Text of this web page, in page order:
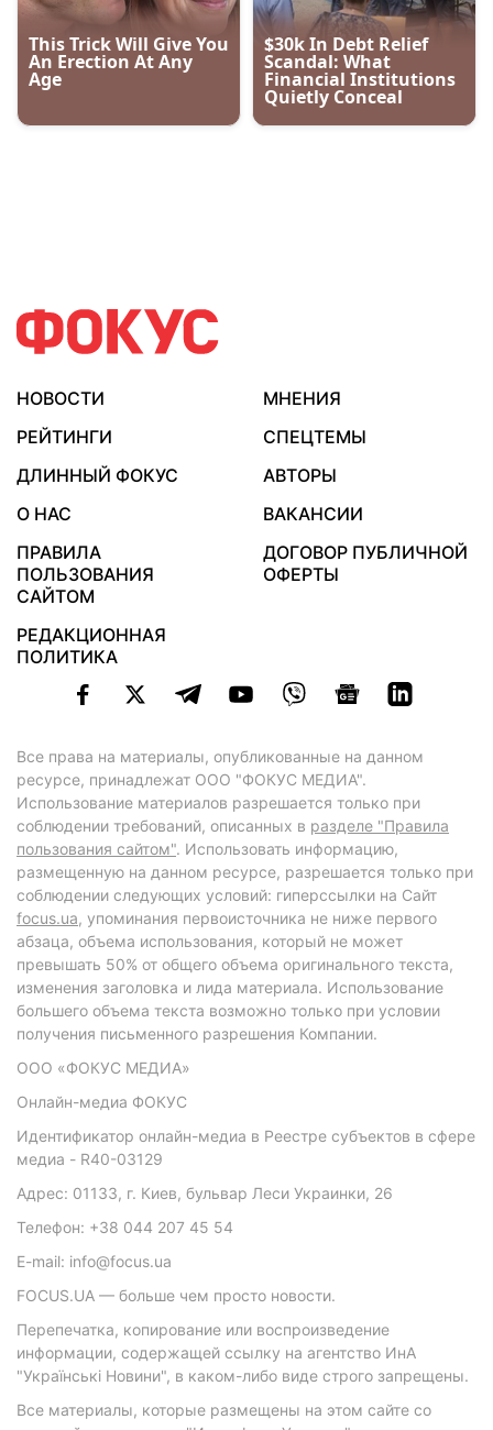
НОВОСТИ
МНЕНИЯ
РЕЙТИНГИ
СПЕЦТЕМЫ
ДЛИННЫЙ ФОКУС
АВТОРЫ
О НАС
ВАКАНСИИ
ПРАВИЛА
ПОЛЬЗОВАНИЯ
САЙТОМ
ДОГОВОР ПУБЛИЧНОЙ
ОФЕРТЫ
РЕДАКЦИОННАЯ
ПОЛИТИКА
Все права на материалы, опубликованные на данном
ресурсе, принадлежат ООО "ФОКУС МЕДИА".
Использование материалов разрешается только при
соблюдении требований, описанных в разделе "Правила
пользования сайтом". Использовать информацию,
размещенную на данном ресурсе, разрешается только при
соблюдении следующих условий: гиперссылки на Сайт
focus.ua, упоминания первоисточника не ниже первого
абзаца, объема использования, который не может
превышать 50% от общего объема оригинального текста,
изменения заголовка и лида материала. Использование
большего объема текста возможно только при условии
получения письменного разрешения Компании.
ООО «ФОКУС МЕДИА»
Онлайн-медиа ФОКУС
Идентификатор онлайн-медиа в Реестре субъектов в сфере
медиа - R40-03129
Адрес: 01133, г. Киев, бульвар Леси Украинки, 26
Телефон: +38 044 207 45 54
E-mail: info@focus.ua
FOCUS.UA — больше чем просто новости.
Перепечатка, копирование или воспроизведение
информации, содержащей ссылку на агентство ИнА
"Українські Новини", в каком-либо виде строго запрещены.
Все материалы, которые размещены на этом сайте со